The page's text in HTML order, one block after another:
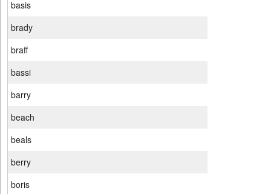
basis
brady
braff
bassi
barry
beach
beals
berry
boris